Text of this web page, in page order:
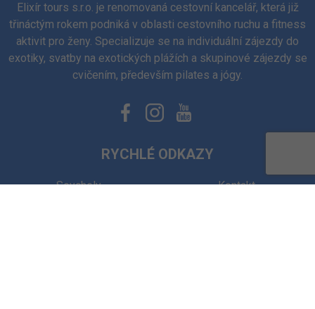
Elixír tours s.r.o. je renomovaná cestovní kancelář, která již
třináctým rokem podniká v oblasti cestovního ruchu a fitness
aktivit pro ženy. Specializuje se na individuální zájezdy do
exotiky, svatby na exotických plážích a skupinové zájezdy se
cvičením, především pilates a jógy.
RYCHLÉ ODKAZY
Seychely
Kontakt